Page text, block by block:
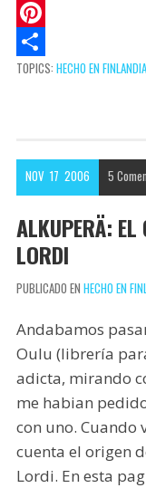
s
A
p
k
e
t
a
l
a
c
e
o
T
w
i
e
P
i
e
e
s
C
p
r
t
TOPICS: HECHO EN FINLANDIA
NOV 17 2006 5
ALKUPERÄ: EL
LORDI
PUBLICADO EN HECHO EN
Andabamos
Oulu (librería
adicta, mirando
me habian
con uno. Cuando
cuenta el origen
Lordi. En esta